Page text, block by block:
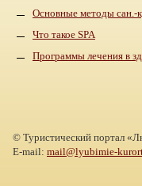
Основные методы сан.-
Что такое SPA
Программы лечения в
© Туристический портал
E-mail: mail@lyubimie-